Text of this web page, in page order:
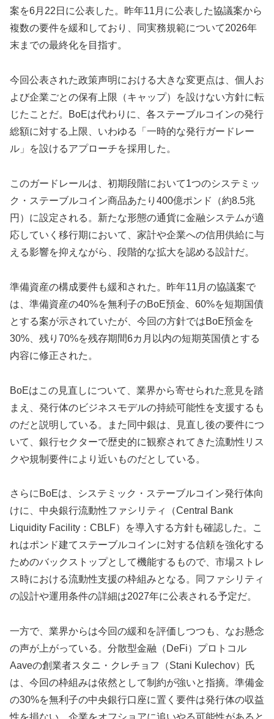
案を6月22日に公表した。昨年11月に公表した協議案から
複数の要件を緩和しており、同実務規範について2026年
末までの最終化を目指す。
今回公表された政策声明における大きな変更点は、個人お
よび企業ごとの保有上限（キャップ）を設けない方針に転
じたことだ。BoEは代わりに、各ステーブルコインの発行
総額に対する上限、いわゆる「一時的な発行ガードレー
ル」を設けるアプローチを採用した。
このガードレールは、初期段階において1つのシステミッ
ク・ステーブルコイン商品あたり400億ポンド（約8.5兆
円）に設定される。新たな形態の通貨に金融システムが適
応していく移行期において、家計や企業への信用供給に与
える影響を抑えながら、段階的な拡大を認める設計だ。
準備資産の構成要件も緩和された。昨年11月の協議案で
は、準備資産の40%を無利子のBoE預金、60%を短期国債
とする案が示されていたが、今回の方針ではBoE預金を
30%、残り70%を残存期間6カ月以内の短期英国債とする
内容に修正された。
BoEはこの見直しについて、業界から寄せられた意見を踏
まえ、発行体のビジネスモデルの持続可能性を支援するも
のだと説明している。また同中銀は、見直し後の要件につ
いて、銀行セクターで歴史的に観察されてきた流動性リス
クや規制要件により近いものだとしている。
さらにBoEは、システミック・ステーブルコイン発行体向
けに、中央銀行流動性ファシリティ（Central Bank
Liquidity Facility：CBLF）を導入する方針も確認した。こ
れはポンド建てステーブルコインに対する信頼を強化する
ためのバックストップとして機能するもので、市場ストレ
ス時における流動性支援の枠組みとなる。同ファシリティ
の設計や運用条件の詳細は2027年に公表される予定だ。
一方で、業界からは今回の緩和を評価しつつも、なお懸念
の声が上がっている。分散型金融（DeFi）プロトコル
Aaveの創業者スタニ・クレチョフ（Stani Kulechov）氏
は、今回の枠組みは依然として制約が強いと指摘。準備金
の30%を無利子の中央銀行口座に置く要件は発行体の収益